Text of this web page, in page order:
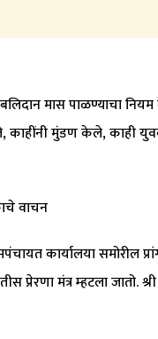
मास पाळण्याचा
मुंडण केले, काही
वाचन
कार्यालया
प्रेरणा मंत्र म्हटला